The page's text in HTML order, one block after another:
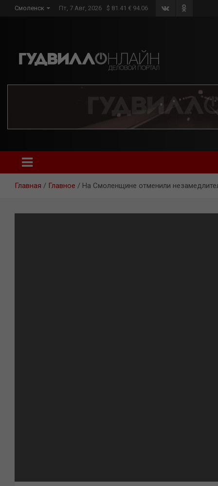
Смоленск Пт, 7 Авг, 2026 $ 81.41 € 94.06
Главная Главное На Смоленщине отменили